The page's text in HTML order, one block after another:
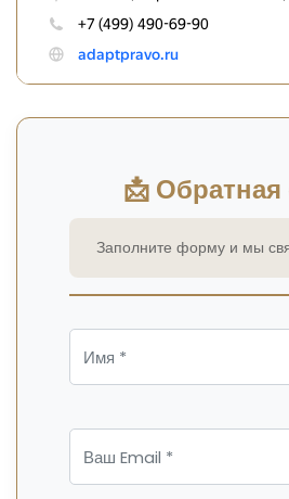
📩 Обратная
Заполните форму и мы